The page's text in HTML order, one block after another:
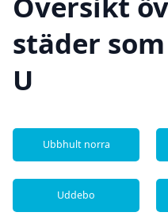
städer
U
Ubbhult norra
Uddebo